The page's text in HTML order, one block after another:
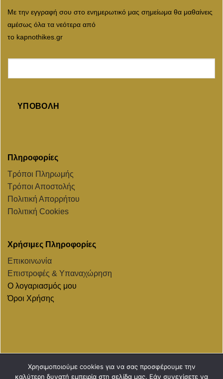
Πληροφορίες
Τρόποι Πληρωμής
Τρόποι Αποστολής
Πολιτική Απορρήτου
Πολιτική Cookies
Χρήσιμες Πληροφορίες
Επικοινωνία
Επιστροφές & Υπαναχώρηση
Ο λογαριασμός μου
Όροι Χρήσης
Με την εγγραφή σου στο ενημερωτικό μας σημείωμα θα μαθαίνεις
αμέσως όλα τα νεότερα από
το kapnothikes.gr
ΥΠΟΒΟΛΉ
MasterCardVisa PayPal Revolut
Χρησιμοποιούμε cookies για να σας προσφέρουμε την
καλύτερη δυνατή εμπειρία στη σελίδα μας. Εάν συνεχίσετε να